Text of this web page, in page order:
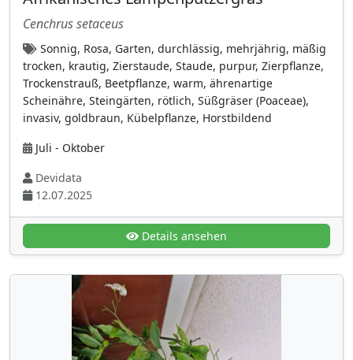
Begoniengewächse (Begoniaceae)
Bignoniaceae (Trompetenbaumgewächse)
(3)
Binsengewächse (Juncaceae)(2)
Birkengewächse (Betulaceae)(9)
Brennnesselgewächse (Urticaceae)
Buchengewächse (Fagaceae)
Buchsbaumgewächse (Buxaceae)
Convolvulaceae (Winden- oder
Zaunwindengewächse)(7)
Cornaceae(5)
Cupressaceae (Zypressengewächse)
Cyperaceae (Seggen- oder
Riedgrasgewächse)(5)
Cenchrus setaceus
Sonnig, Rosa, Garten, durchlässig, mehrjährig, mäßig
trocken, krautig, Zierstaude, Staude, purpur, Zierpflanze,
Trockenstrauß, Beetpflanze, warm, ährenartige
Scheinähre, Steingärten, rötlich, Süßgräser (Poaceae),
invasiv, goldbraun, Kübelpflanze, Horstbildend
Juli - Oktober
Devidata
12.07.2025
Details ansehen